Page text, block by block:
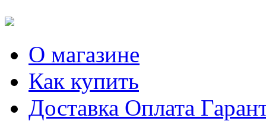
О магазине
Как купить
Доставка Оплата